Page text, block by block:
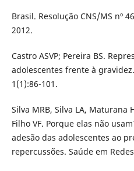
Brasil. Resolução CNS/MS nº
2012.
Castro ASVP; Pereira BS.
adolescentes frente à
1(1):86-101.
Silva MRB, Silva LA, Maturana
Filho VF. Porque elas não
adesão das adolescentes ao
repercussões. Saúde em